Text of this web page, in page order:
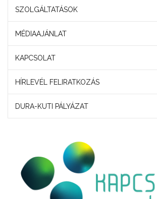
SZOLGÁLTATÁSOK
MÉDIAAJÁNLAT
KAPCSOLAT
HÍRLEVÉL FELIRATKOZÁS
DURA-KUTI PÁLYÁZAT